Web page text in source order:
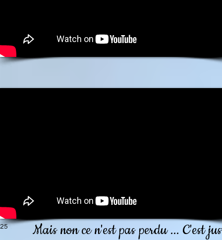
25 Mais non ce n'est pas perdu ... C'est